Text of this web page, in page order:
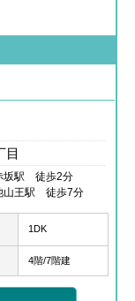
目
坂駅 徒歩2分
山王駅 徒歩7分
1DK
4階/7階建